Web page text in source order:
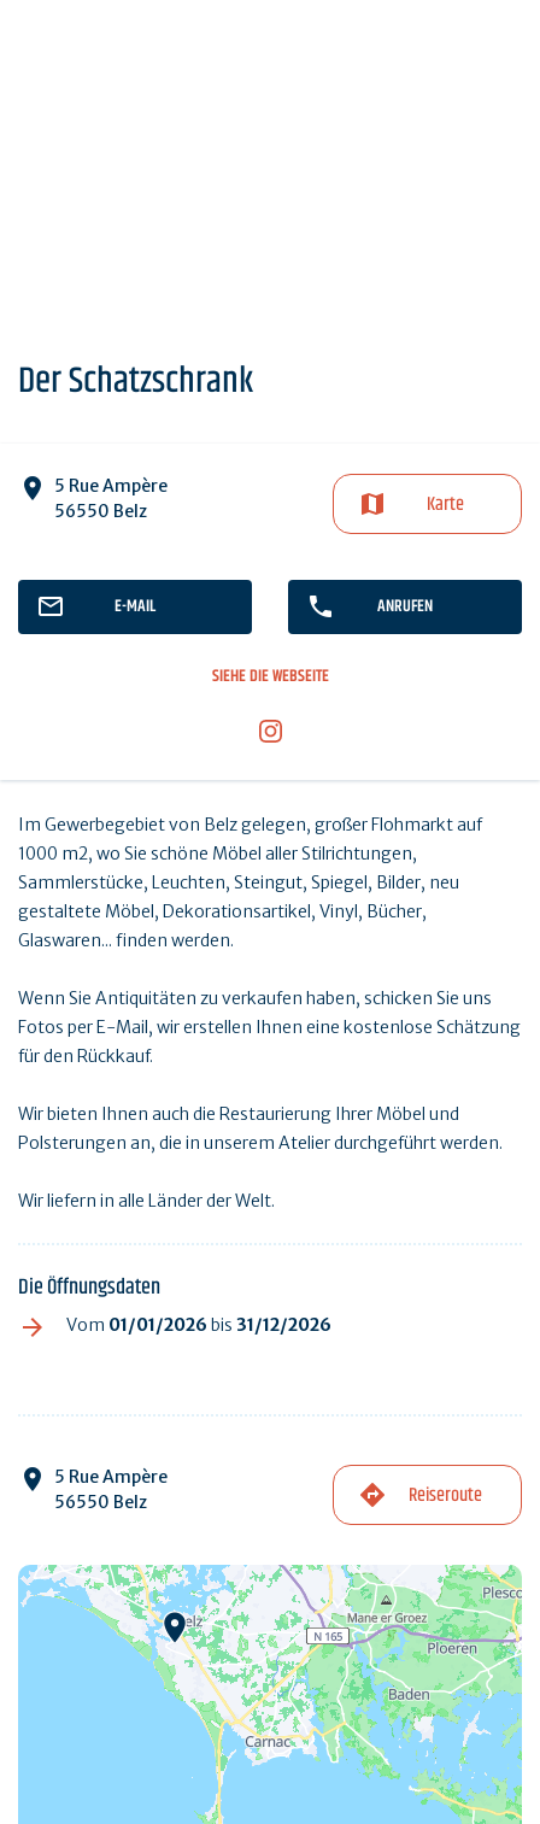
Der Schatzschrank
5 Rue Ampère
56550 Belz
Karte
E-MAIL ANRUFEN
SIEHE DIE WEBSEITE
Im Gewerbegebiet von Belz gelegen, großer Flohmarkt auf
1000 m2, wo Sie schöne Möbel aller Stilrichtungen,
Sammlerstücke, Leuchten, Steingut, Spiegel, Bilder, neu
gestaltete Möbel, Dekorationsartikel, Vinyl, Bücher,
Glaswaren... finden werden.
Wenn Sie Antiquitäten zu verkaufen haben, schicken Sie uns
Fotos per E-Mail, wir erstellen Ihnen eine kostenlose Schätzung
für den Rückkauf.
Wir bieten Ihnen auch die Restaurierung Ihrer Möbel und
Polsterungen an, die in unserem Atelier durchgeführt werden.
Wir liefern in alle Länder der Welt.
Die Öffnungsdaten
Vom 01/01/2026 bis 31/12/2026
5 Rue Ampère
56550 Belz
Reiseroute